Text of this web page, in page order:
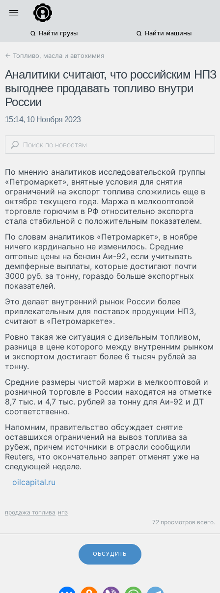
Найти грузы Найти машины
← Топливо, масла и автохимия
Аналитики считают, что российским НПЗ
выгоднее продавать топливо внутри
России
15:14, 10 Ноября 2023
По мнению аналитиков исследовательской группы
«Петромаркет», внятные условия для снятия
ограничений на экспорт топлива сложились еще в
октябре текущего года. Маржа в мелкооптовой
торговле горючим в РФ относительно экспорта
стала стабильной с положительным показателем.
По словам аналитиков «Петромаркет», в ноябре
ничего кардинально не изменилось. Средние
оптовые цены на бензин Аи-92, если учитывать
демпферные выплаты, которые достигают почти
3000 руб. за тонну, гораздо больше экспортных
показателей.
Это делает внутренний рынок России более
привлекательным для поставок продукции НПЗ,
считают в «Петромаркете».
Ровно такая же ситуация с дизельным топливом,
разница в цене которого между внутренним рынком
и экспортом достигает более 6 тысяч рублей за
тонну.
Средние размеры чистой маржи в мелкооптовой и
розничной торговле в России находятся на отметке
8,7 тыс. и 4,7 тыс. рублей за тонну для Аи-92 и ДТ
соответственно.
Напомним, правительство обсуждает снятие
оставшихся ограничений на вывоз топлива за
рубеж, причем источники в отрасли сообщили
Reuters, что окончательно запрет отменят уже на
следующей неделе.
oilcapital.ru
продажа топлива нпз
72 просмотров всего.
ОБСУДИТЬ